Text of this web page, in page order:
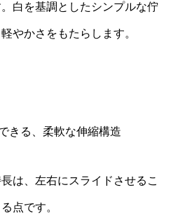
白を基調としたシンプルな佇
やかさをもたらします。
きる、柔軟な伸縮構造
は、左右にスライドさせるこ
点です。